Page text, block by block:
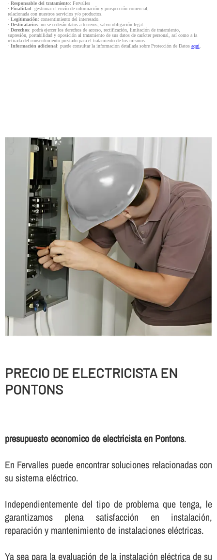
· Responsable del tratamiento: Fervalles
· Finalidad: gestionar el envío de información y prospección comercial,
relacionada con nuestros servicios y/o productos.
· Legitimación: consentimiento del interesado.
· Destinatarios: no se cederán datos a terceros, salvo obligación legal.
· Derechos: podrá ejercer los derechos de acceso, rectificación, limitación de tratamiento,
supresión, portabilidad y oposición al tratamiento de sus datos de carácter personal, así como a la
retirada del consentimiento prestado para el tratamiento de los mismos.
· Información adicional: puede consultar la información detallada sobre Protección de Datos aquí.
PRECIO DE ELECTRICISTA EN
PONTONS
presupuesto economico de electricista en Pontons.
En Fervalles puede encontrar soluciones relacionadas con
su sistema eléctrico.
Independientemente del tipo de problema que tenga, le
garantizamos plena satisfacción en instalación,
reparación y mantenimiento de instalaciones eléctricas.
Ya sea para la evaluación de la instalación eléctrica de su